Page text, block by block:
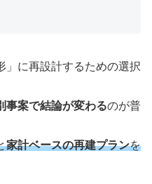
」に再設計するための選択
事案で結論が変わるのが普
家計ベースの再建プランを